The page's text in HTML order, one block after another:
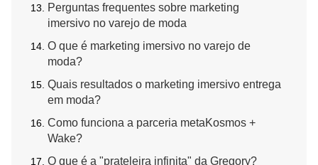
Perguntas frequentes sobre marketing
imersivo no varejo de moda
O que é marketing imersivo no varejo de
moda?
Quais resultados o marketing imersivo entrega
em moda?
Como funciona a parceria metaKosmos +
Wake?
O que é a "prateleira infinita" da Gregory?